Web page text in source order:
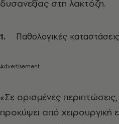
δυσανεξίας στη λακτόζη.
Παθολογικές καταστάσεις
«Σε ορισμένες
προκύψει από